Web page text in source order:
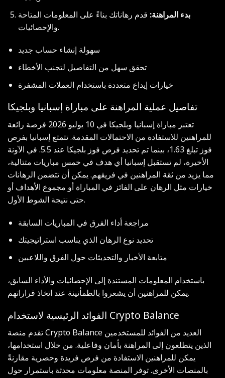
بدء المراهنة: قدم رهاناتك بناءً على المعلومات المتاحة
والإحصائيات.
سهولة إنشاء حساب جديد
تحقق سهل من التفاصيل لتجنب الأخطاء
خيارات إيداع متعددة باستخدام العملات المشفرة
تفاصيل عملية المراهنة على مباراة إسبانيا وبلجيكا
تعتبر مباراة إسبانيا وبلجيكا في 10 يوليو 2026 فرصة رائعة
للمراهنين للاستفادة من الاحتمالات المقدمة. تتمتع إسبانيا بفرص
فوز تبلغ 1.63، بينما تم تحديد فرص فوز بلجيكا عند 5.5. في الآونة
الأخيرة، لم تستقبل إسبانيا أي هدف في خمس مباريات متتالية،
مما يزيد من ثقة المراهنين في فريقهم. يمكن أن تتضمن الرهانات
خيارات مثل الرهان على الفائز في المباراة أو مجموع الأهداف أو
حتى نتيجة الشوط الأول.
مراجعة أداء الفرق في المباريات السابقة
تحديد نوع الرهان الذي يناسب استراتيجيتك
متابعة الأخبار والتحديثات حول الفرق واللاعبين
باستخدام المعلومات المستندة إلى الإحصائيات والأداء السابق،
يمكن للمراهنين أن يشعروا بالطمأنينة عند اتخاذ قراراتهم.
الفوائد الرئيسية لاستخدام Crypto Balance
تقدم منصة Crypto Balance العديد من الفوائد للمستخدمين
الذين يتطلعون إلى المراهنة بأمان وفاعلية. من خلال استخدامها،
يمكن للمراهنين الاستفادة من فرص فريدة وحصرية مقارنةً
بالمنصات الأخرى. توفر المنصة معلومات محدثة باستمرار حول